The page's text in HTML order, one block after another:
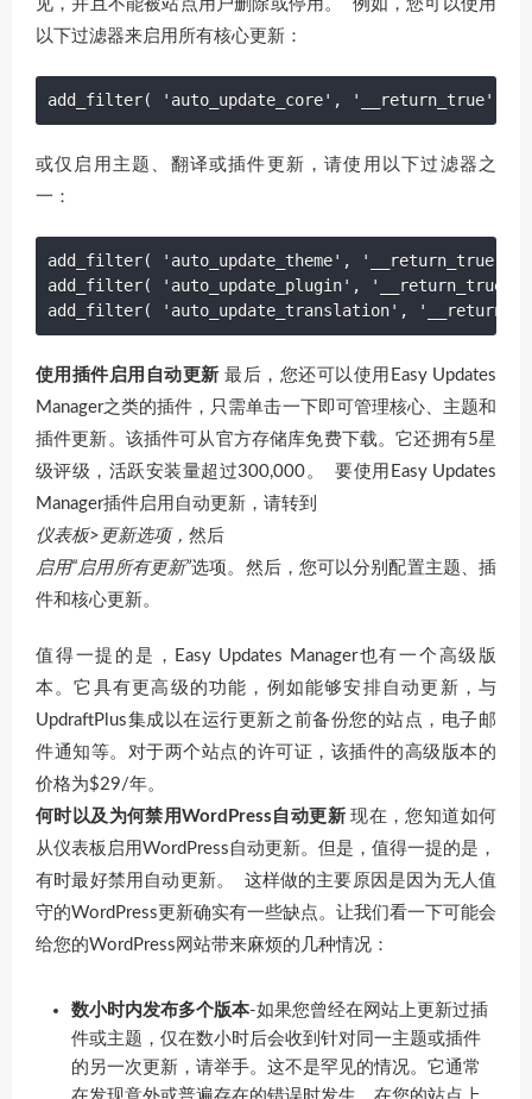
见，并且不能被站点用户删除或停用。 例如，您可以使用
以下过滤器来启用所有核心更新：
add_filter( 'auto_update_core', '__return_true' );
或仅启用主题、翻译或插件更新，请使用以下过滤器之
一：
add_filter( 'auto_update_theme', '__return_true' );
add_filter( 'auto_update_plugin', '__return_true'
add_filter( 'auto_update_translation',
使用插件启用自动更新 最后，您还可以使用Easy Updates
Manager之类的插件，只需单击一下即可管理核心、主题和
插件更新。该插件可从官方存储库免费下载。它还拥有5星
级评级，活跃安装量超过300,000。 要使用Easy Updates
Manager插件启用自动更新，请转到
仪表板>更新选项， 然后
启用“启用所有更新”选项。然后，您可以分别配置主题、插
件和核心更新。
值得一提的是，Easy Updates Manager也有一个高级版
本。它具有更高级的功能，例如能够安排自动更新，与
UpdraftPlus集成以在运行更新之前备份您的站点，电子邮
件通知等。对于两个站点的许可证，该插件的高级版本的
价格为$29/年。
何时以及为何禁用WordPress自动更新现在，您知道如何
从仪表板启用WordPress自动更新。但是，值得一提的是，
有时最好禁用自动更新。 这样做的主要原因是因为无人值
守的WordPress更新确实有一些缺点。让我们看一下可能会
给您的WordPress网站带来麻烦的几种情况：
数小时内发布多个版本-如果您曾经在网站上更新过插
件或主题，仅在数小时后会收到针对同一主题或插件
的另一次更新，请举手。这不是罕见的情况。它通常